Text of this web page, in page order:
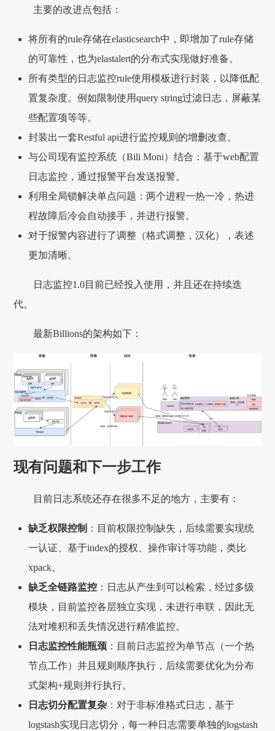
主要的改进点包括：
将所有的rule存储在elasticsearch中，即增加了rule存储
的可靠性，也为elastalert的分布式实现做好准备。
所有类型的日志监控rule使用模板进行封装，以降低配
置复杂度。例如限制使用query string过滤日志，屏蔽某
些配置项等等。
封装出一套Restful api进行监控规则的增删改查。
与公司现有监控系统（Bili Moni）结合：基于web配置
日志监控，通过报警平台发送报警。
利用全局锁解决单点问题：两个进程一热一冷，热进
程故障后冷会自动接手，并进行报警。
对于报警内容进行了调整（格式调整，汉化），表述
更加清晰。
日志监控1.0目前已经投入使用，并且还在持续迭
代。
最新Billions的架构如下：
现有问题和下一步工作
目前日志系统还存在很多不足的地方，主要有：
缺乏权限控制 ：目前权限控制缺失，后续需要实现统
一认证、基于index的授权、操作审计等功能，类比
xpack。
缺乏全链路监控 ：日志从产生到可以检索，经过多级
模块，目前监控各层独立实现，未进行串联，因此无
法对堆积和丢失情况进行精准监控。
日志监控性能瓶颈 ：目前日志监控为单节点（一个热
节点工作）并且规则顺序执行，后续需要优化为分布
式架构+规则并行执行。
日志切分配置复杂 ：对于非标准格式日志，基于
logstash实现日志切分，每一种日志需要单独的logstash